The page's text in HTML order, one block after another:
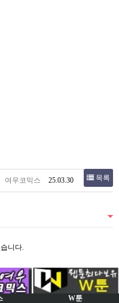
목록
여우코믹스 25.03.30
니다.
W툰